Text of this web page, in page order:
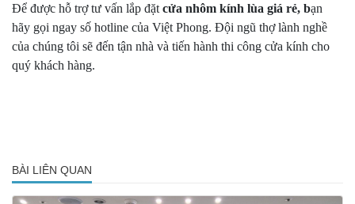
Để được hỗ trợ tư vấn lắp đặt cửa nhôm kính lùa giá rẻ, bạn
hãy gọi ngay số hotline của Việt Phong. Đội ngũ thợ lành nghề
của chúng tôi sẽ đến tận nhà và tiến hành thi công cửa kính cho
quý khách hàng.
BÀI LIÊN QUAN